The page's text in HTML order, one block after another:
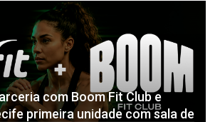
com Boom Fit Club e
primeira unidade com sala de